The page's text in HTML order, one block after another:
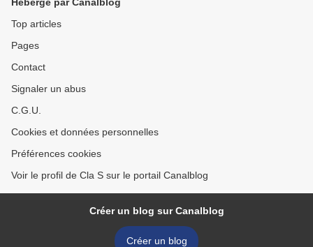
Top articles
Pages
Contact
Signaler un abus
C.G.U.
Cookies et données personnelles
Préférences cookies
Voir le profil de Cla S sur le portail Canalblog
Créer un blog sur Canalblog
Créer un blog